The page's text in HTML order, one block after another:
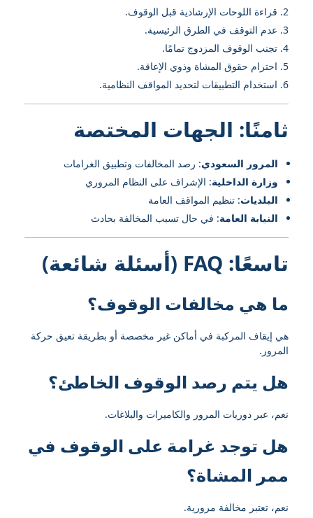
قراءة اللوحات الإرشادية قبل الوقوف.
عدم التوقف في الطرق الرئيسية.
تجنب الوقوف المزدوج تمامًا.
احترام حقوق المشاة وذوي الإعاقة.
استخدام التطبيقات لتحديد المواقف النظامية.
ثامنًا: الجهات المختصة
المرور السعودي: رصد المخالفات وتطبيق الغرامات
وزارة الداخلية: الإشراف على النظام المروري
البلديات: تنظيم المواقف العامة
النيابة العامة: في حال تسبب المخالفة بحادث
تاسعًا: FAQ (أسئلة شائعة)
ما هي مخالفات الوقوف؟
هي إيقاف المركبة في أماكن غير مخصصة أو بطريقة تعيق حركة
المرور.
هل يتم رصد الوقوف الخاطئ؟
نعم، عبر دوريات المرور والكاميرات والبلاغات.
هل توجد غرامة على الوقوف في
ممر المشاة؟
نعم، تعتبر مخالفة مرورية.